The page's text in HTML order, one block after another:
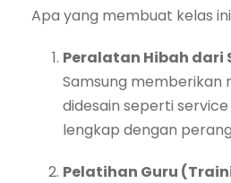
Apa yang membuat kelas
Peralatan Hibah dari
Samsung memberikan
didesain seperti
lengkap dengan
Pelatihan Guru